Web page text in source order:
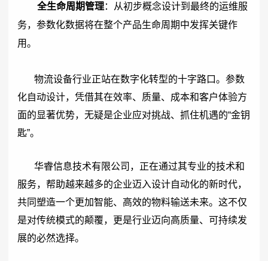
全生命周期管理：
从初步概念设计到最终的运维服
务，参数化数据将在整个产品生命周期中发挥关键作
用。
物流设备行业正站在数字化转型的十字路口。参数
化自动设计，凭借其在效率、质量、成本和客户体验方
面的显著优势，无疑是企业应对挑战、抓住机遇的“金钥
匙”。
华睿信息技术有限公司，正在通过其专业的技术和
服务，帮助越来越多的企业迈入设计自动化的新时代，
共同塑造一个更加智能、高效的物料输送未来。这不仅
是对传统模式的颠覆，更是行业迈向高质量、可持续发
展的必然选择。